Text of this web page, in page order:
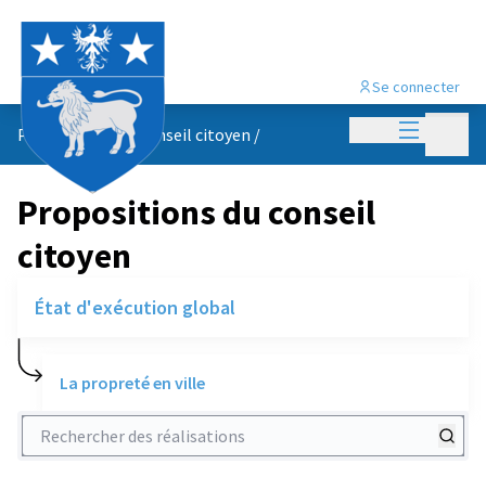
Menu
Se connecter
Propositions du conseil citoyen /
Propositions du conseil
citoyen
État d'exécution global
La propreté en ville
Rechercher des réalisations